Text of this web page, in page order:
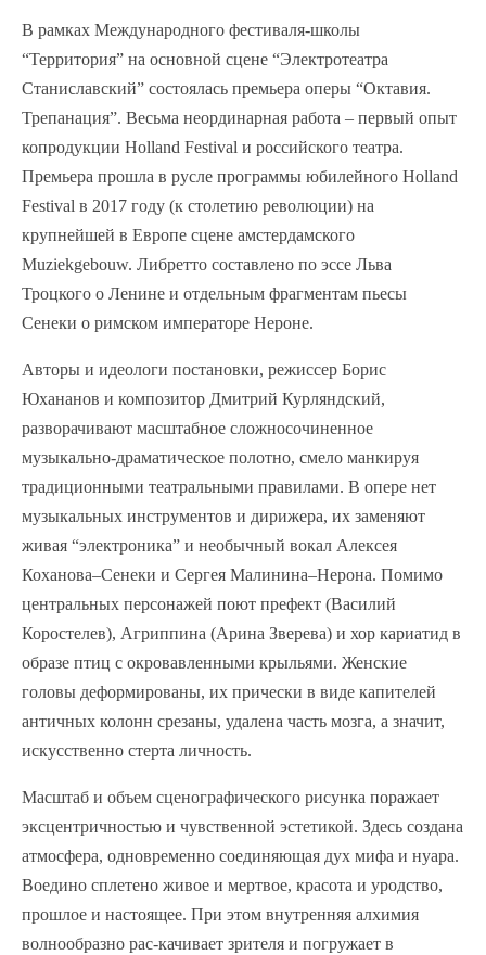
В рамках Международного фестиваля-школы
“Территория” на основной сцене “Электротеатра
Станиславский” состоялась премьера оперы “Октавия.
Трепанация”. Весьма неординарная работа – первый опыт
копродукции Holland Festival и российского театра.
Премьера прошла в русле программы юбилейного Holland
Festival в 2017 году (к столетию революции) на
крупнейшей в Европе сцене амстердамского
Muziekgebouw. Либретто составлено по эссе Льва
Троцкого о Ленине и отдельным фрагментам пьесы
Сенеки о римском императоре Нероне.
Авторы и идеологи постановки, режиссер Борис
Юхананов и композитор Дмитрий Курляндский,
разворачивают масштабное сложносочиненное
музыкально-драматическое полотно, смело манкируя
традиционными театральными правилами. В опере нет
музыкальных инструментов и дирижера, их заменяют
живая “электроника” и необычный вокал Алексея
Коханова–Сенеки и Сергея Малинина–Нерона. Помимо
центральных персонажей поют префект (Василий
Коростелев), Агриппина (Арина Зверева) и хор кариатид в
образе птиц с окровавленными крыльями. Женские
головы деформированы, их прически в виде капителей
античных колонн срезаны, удалена часть мозга, а значит,
искусственно стерта личность.
Масштаб и объем сценографического рисунка поражает
эксцентричностью и чувственной эстетикой. Здесь создана
атмосфера, одновременно соединяющая дух мифа и нуара.
Воедино сплетено живое и мертвое, красота и уродство,
прошлое и настоящее. При этом внутренняя алхимия
волнообразно рас-качивает зрителя и погружает в